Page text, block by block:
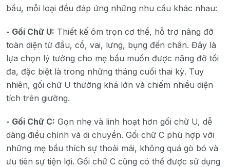
bầu, mỗi loại đều đáp ứng những nhu cầu khác nhau:
- Gối Chữ U: Thiết kế ôm trọn cơ thể, hỗ trợ nâng đỡ
toàn diện từ đầu, cổ, vai, lưng, bụng đến chân. Đây là
lựa chọn lý tưởng cho mẹ bầu muốn được nâng đỡ tối
đa, đặc biệt là trong những tháng cuối thai kỳ. Tuy
nhiên, gối chữ U thường khá lớn và chiếm nhiều diện
tích trên giường.
- Gối Chữ C: Gọn nhẹ và linh hoạt hơn gối chữ U, dễ
dàng điều chỉnh và di chuyển. Gối chữ C phù hợp với
những mẹ bầu thích sự thoải mái, không quá gò bó và
ưu tiên sự tiện lợi. Gối chữ C cũng có thể được sử dụng